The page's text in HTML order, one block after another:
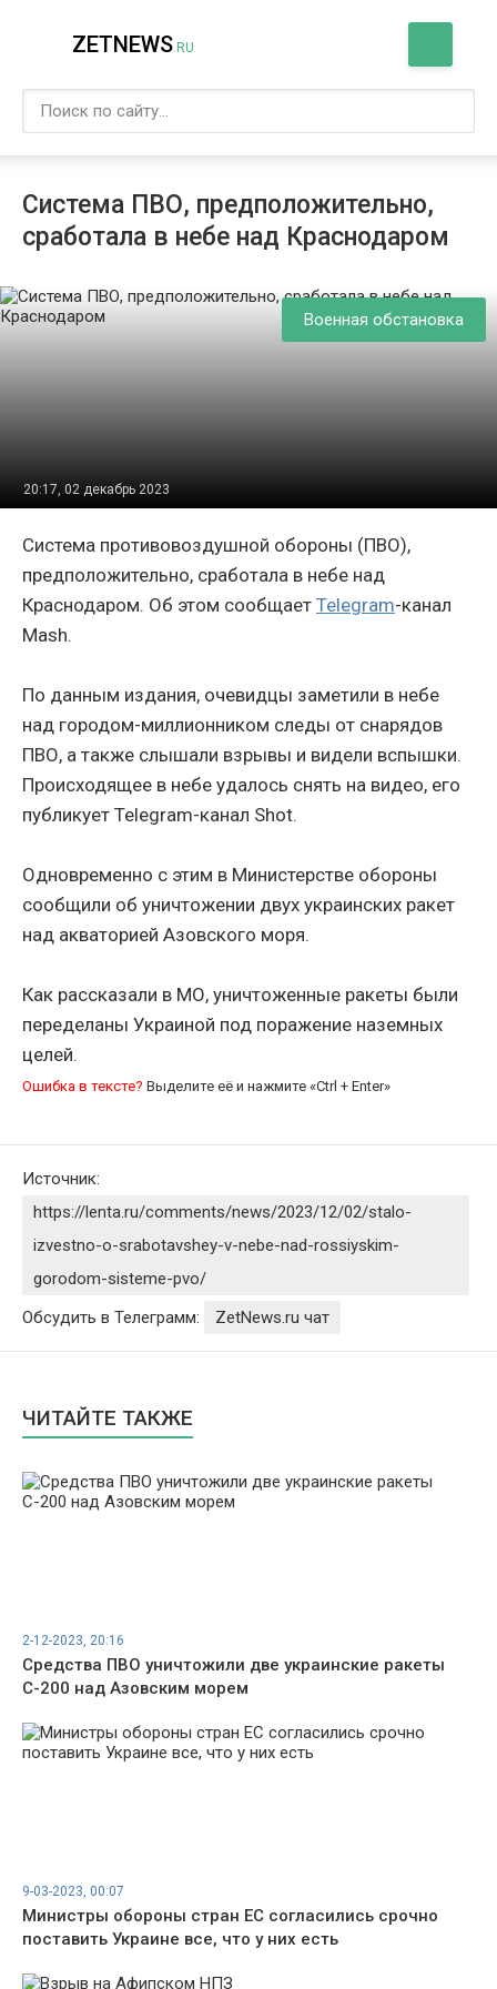
ZETNEWS.RU
Система ПВО, предположительно,
сработала в небе над Краснодаром
Военная обстановка
20:17, 02 декабрь 2023
Система противовоздушной обороны (ПВО),
предположительно, сработала в небе над
Краснодаром. Об этом сообщает Telegram-канал
Mash.
По данным издания, очевидцы заметили в небе
над городом-миллионником следы от снарядов
ПВО, а также слышали взрывы и видели вспышки.
Происходящее в небе удалось снять на видео, его
публикует Telegram-канал Shot.
Одновременно с этим в Министерстве обороны
сообщили об уничтожении двух украинских ракет
над акваторией Азовского моря.
Как рассказали в МО, уничтоженные ракеты были
переделаны Украиной под поражение наземных
целей.
Ошибка в тексте? Выделите её и нажмите «Ctrl + Enter»
Источник:
https://lenta.ru/comments/news/2023/12/02/stalo-
izvestno-o-srabotavshey-v-nebe-nad-rossiyskim-
gorodom-sisteme-pvo/
Обсудить в Телеграмм:
ZetNews.ru чат
ЧИТАЙТЕ ТАКЖЕ
2-12-2023, 20:16
Средства ПВО уничтожили две украинские ракеты
С-200 над Азовским морем
9-03-2023, 00:07
Министры обороны стран ЕС согласились срочно
поставить Украине все, что у них есть